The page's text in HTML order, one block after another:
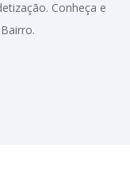
Conheça e